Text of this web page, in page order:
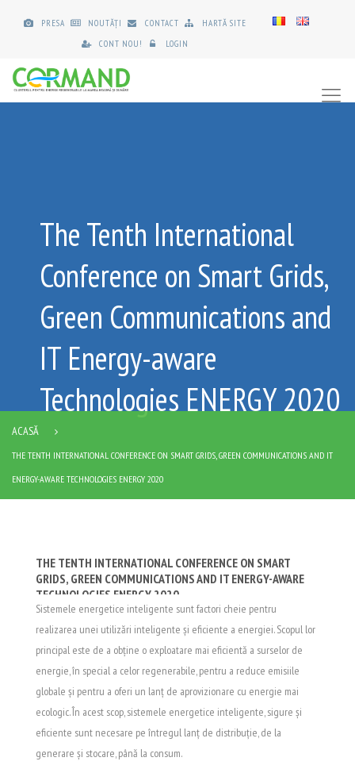
PRESA NOUTĂȚI CONTACT
HARTĂ SITE
CONT NOU!
LOGIN
The Tenth International
Conference on Smart Grids,
Green Communications and
IT Energy-aware
Technologies ENERGY 2020
ACASĂ
THE TENTH INTERNATIONAL CONFERENCE ON SMART GRIDS, GREEN COMMUNICATIONS AND IT
ENERGY-AWARE TECHNOLOGIES ENERGY 2020
THE TENTH INTERNATIONAL CONFERENCE ON SMART
GRIDS, GREEN COMMUNICATIONS AND IT ENERGY-AWARE
TECHNOLOGIES ENERGY 2020
Sistemele energetice inteligente sunt factori cheie pentru
realizarea unei utilizări inteligente și eficiente a energiei. Scopul lor
principal este de a obține o exploatare mai eficientă a surselor de
energie, în special a celor regenerabile, pentru a reduce emisiile
globale și pentru a oferi un lanț de aprovizionare cu energie mai
ecologic. În acest scop, sistemele energetice inteligente, sigure și
eficiente sunt necesare pe întregul lanț de distribuție, de la
generare și stocare, până la consum.